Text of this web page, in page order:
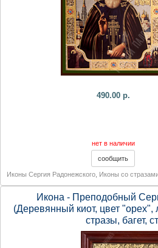
490.00 р.
нет в наличии
Иконы Сергия Радонежского Иконы со
Икона - Преподобный
(Деревянный киот, цвет "орех",
стразы, багет,